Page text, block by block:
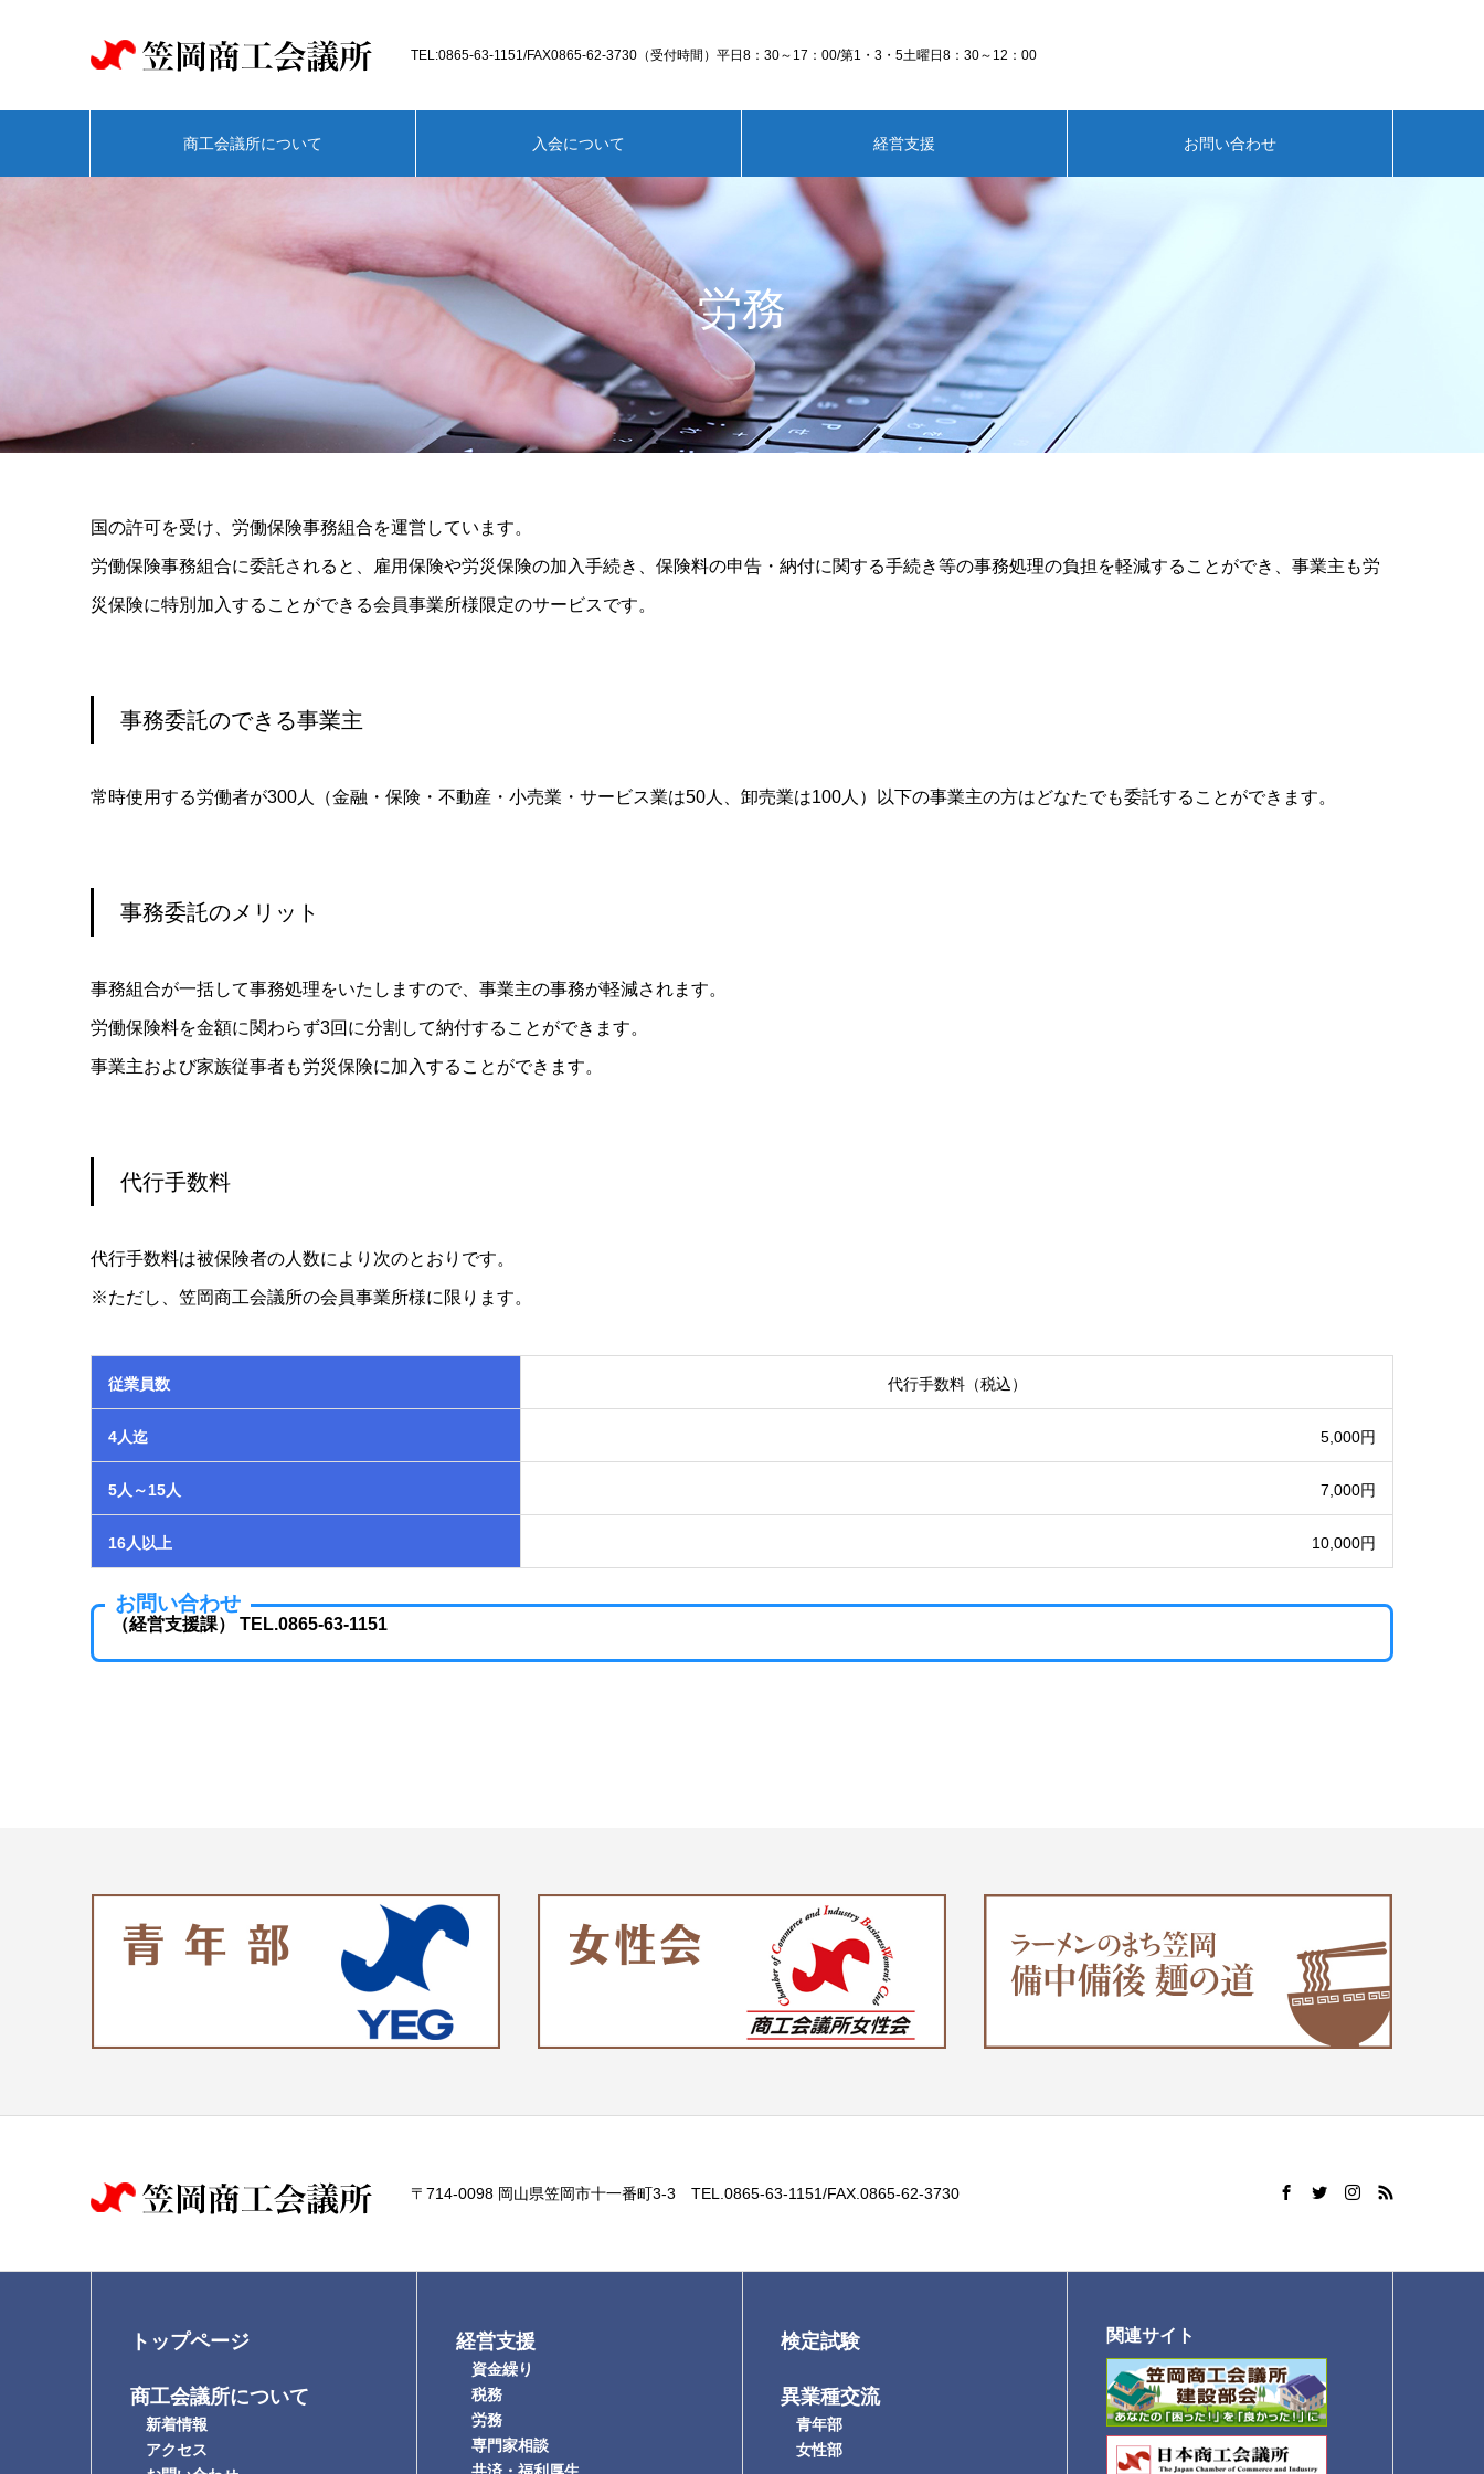
TEL:0865-63-1151/FAX0865-62-3730（受付時間）平日8：30～17：00/第1・3・5土曜日8：30～12：00
商工会議所について 入会について 経営支援 お問い合わせ
労務
国の許可を受け、労働保険事務組合を運営しています。
労働保険事務組合に委託されると、雇用保険や労災保険の加入手続き、保険料の申告・納付に関する手続き等の事務処理の負担を軽減することができ、事業主も労
災保険に特別加入することができる会員事業所様限定のサービスです。
事務委託のできる事業主
常時使用する労働者が300人（金融・保険・不動産・小売業・サービス業は50人、卸売業は100人）以下の事業主の方はどなたでも委託することができます。
事務委託のメリット
事務組合が一括して事務処理をいたしますので、事業主の事務が軽減されます。
労働保険料を金額に関わらず3回に分割して納付することができます。
事業主および家族従事者も労災保険に加入することができます。
代行手数料
代行手数料は被保険者の人数により次のとおりです。
※ただし、笠岡商工会議所の会員事業所様に限ります。
従業員数 代行手数料（税込）
4人迄 5,000円
5人～15人 7,000円
16人以上 10,000円
お問い合わせ
（経営支援課） TEL.0865-63-1151
〒714-0098 岡山県笠岡市十一番町3-3 TEL.0865-63-1151/FAX.0865-62-3730
トップページ
商工会議所について
新着情報
アクセス
経営支援
資金繰り
税務
労務
専門家相談
検定試験
異業種交流
青年部
女性部
関連サイト